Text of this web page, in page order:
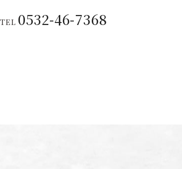
TEL 0532-46-7368